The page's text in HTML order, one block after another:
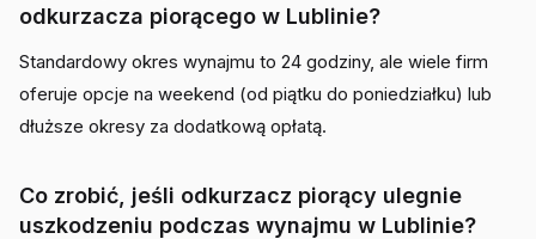
odkurzacza piorącego w Lublinie?
Standardowy okres wynajmu to 24 godziny, ale wiele firm
oferuje opcje na weekend (od piątku do poniedziałku) lub
dłuższe okresy za dodatkową opłatą.
Co zrobić, jeśli odkurzacz piorący ulegnie
uszkodzeniu podczas wynajmu w Lublinie?